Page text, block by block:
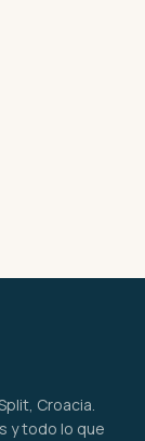
Croacia.
y todo lo que